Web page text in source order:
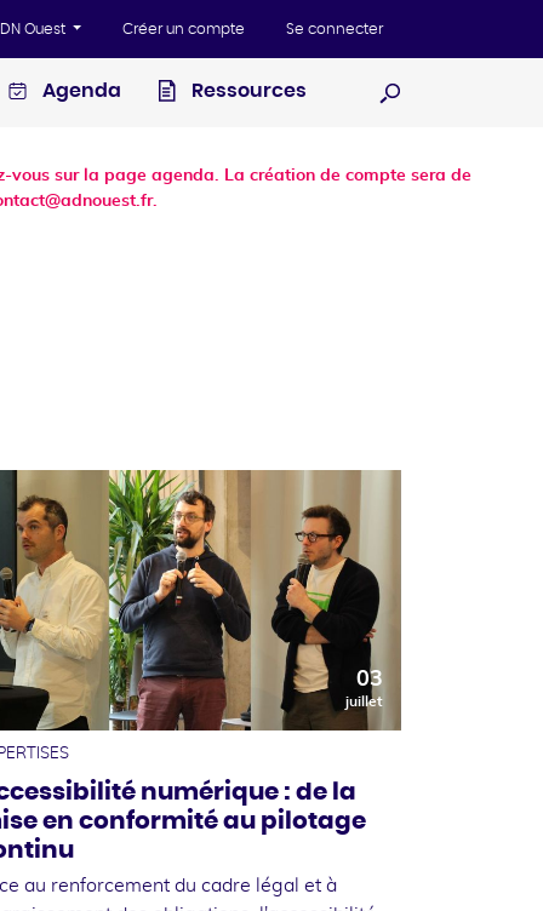
Ouest Créer un compte Se connecter
Agenda
Ressources
vous sur la page agenda. La création de compte sera de
03
juillet
numérique : de la
en conformité au pilotage
au renforcement du cadre légal et à